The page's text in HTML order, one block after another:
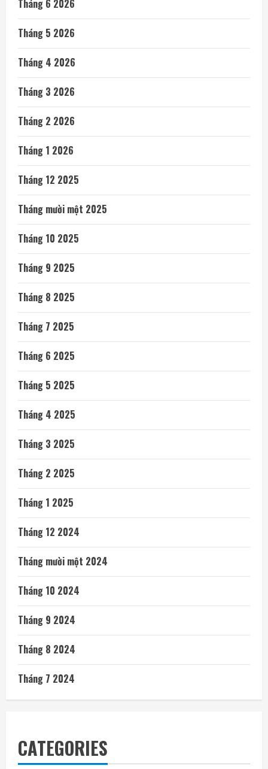
Tháng 6 2026
Tháng 5 2026
Tháng 4 2026
Tháng 3 2026
Tháng 2 2026
Tháng 1 2026
Tháng 12 2025
Tháng mười một 2025
Tháng 10 2025
Tháng 9 2025
Tháng 8 2025
Tháng 7 2025
Tháng 6 2025
Tháng 5 2025
Tháng 4 2025
Tháng 3 2025
Tháng 2 2025
Tháng 1 2025
Tháng 12 2024
Tháng mười một 2024
Tháng 10 2024
Tháng 9 2024
Tháng 8 2024
Tháng 7 2024
CATEGORIES